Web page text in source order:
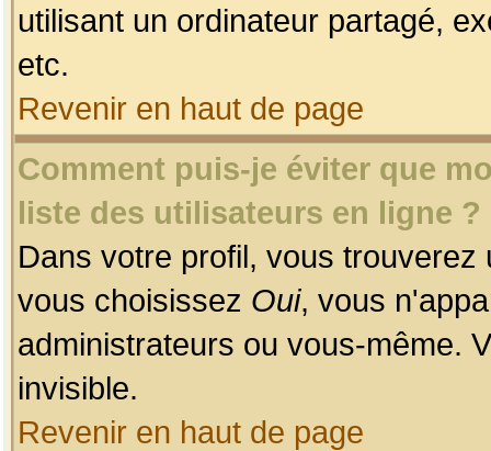
utilisant un ordinateur partagé,
etc.
Revenir en haut de page
Comment puis-je éviter que
liste des utilisateurs en ligne ?
Dans votre profil, vous
vous choisissez Oui, vous
administrateurs ou vous-même.
invisible.
Revenir en haut de page